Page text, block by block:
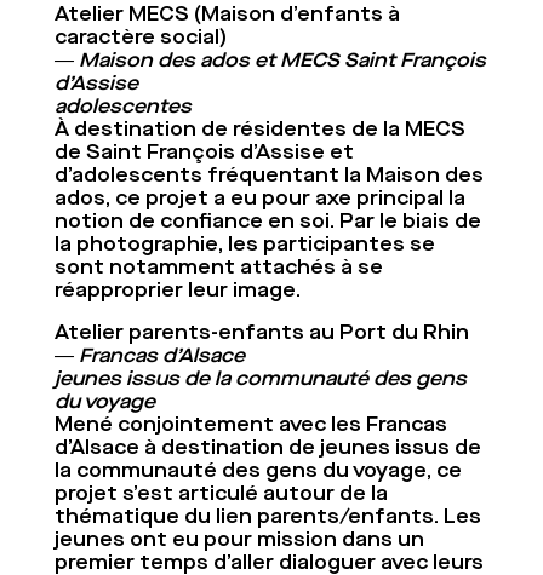
Atelier MECS (Maison d’enfants à
caractère social)
― Maison des ados et MECS Saint François
d’Assise
adolescentes
À destination de résidentes de la MECS
de Saint François d’Assise et
d’adolescents fréquentant la Maison des
ados, ce projet a eu pour axe principal la
notion de confiance en soi. Par le biais de
la photographie, les participantes se
sont notamment attachés à se
réapproprier leur image.
Atelier parents-enfants au Port du Rhin
― Francas d’Alsace
jeunes issus de la communauté des gens
du voyage
Mené conjointement avec les Francas
d’Alsace à destination de jeunes issus de
la communauté des gens du voyage, ce
projet s’est articulé autour de la
thématique du lien parents/enfants. Les
jeunes ont eu pour mission dans un
premier temps d’aller dialoguer avec leurs